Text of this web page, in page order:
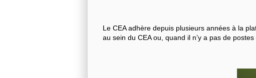
Le CEA adhère depuis plusieurs années à la
au sein du CEA ou, quand il n’y a pas de